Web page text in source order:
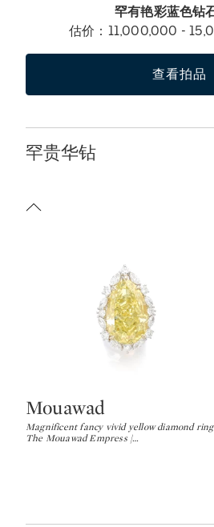
罕有艳彩蓝色钻
估价：11,000,000 -
查看拍品
罕贵华钻
Type: lot
Mouawad
Magnificent fancy vivid yellow diamond
The Mouawad Empress |…